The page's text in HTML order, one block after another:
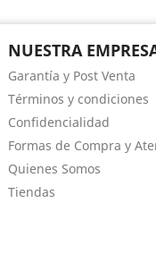
NUESTRA
Garantía y Post Venta
Términos y condiciones
Confidencialidad
Formas de Compra y
Quienes Somos
Tiendas